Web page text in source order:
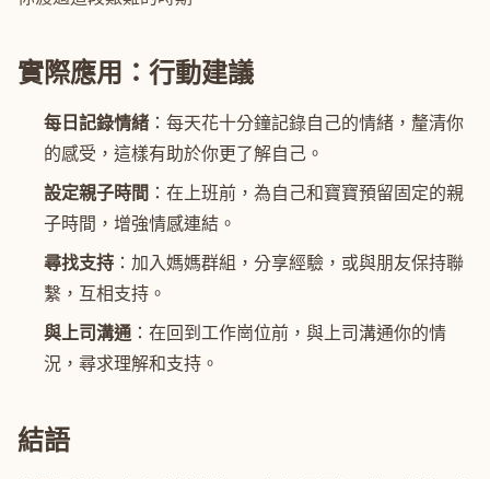
實際應用：行動建議
每日記錄情緒 ：每天花十分鐘記錄自己的情緒，釐清你
的感受，這樣有助於你更了解自己。
設定親子時間 ：在上班前，為自己和寶寶預留固定的親
子時間，增強情感連結。
尋找支持 ：加入媽媽群組，分享經驗，或與朋友保持聯
繫，互相支持。
與上司溝通 ：在回到工作崗位前，與上司溝通你的情
況，尋求理解和支持。
結語